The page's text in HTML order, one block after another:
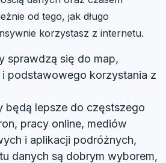
od tego, jak długo
korzystasz z internetu.
sprawdzą się do map,
podstawowego korzystania z
będą lepsze do częstszego
pracy online, mediów
i aplikacji podróżnych,
danych są dobrym wyborem,